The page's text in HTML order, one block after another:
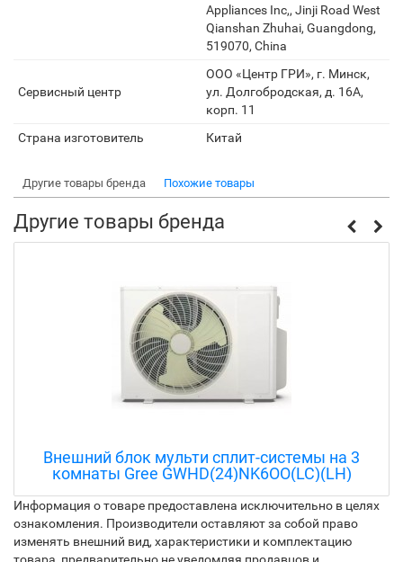
Appliances Inc,, Jinji Road West
Qianshan Zhuhai, Guangdong,
519070, China
Сервисный центр
ООО «Центр ГРИ», г. Минск,
ул. Долгобродская, д. 16А,
корп. 11
Страна изготовитель
Китай
Другие товары бренда Похожие товары
Другие товары бренда
Внешний блок мульти сплит-системы на 3
комнаты Gree GWHD(24)NK6OO(LC)(LH)
Информация о товаре предоставлена исключительно в целях
ознакомления. Производители оставляют за собой право
изменять внешний вид, характеристики и комплектацию